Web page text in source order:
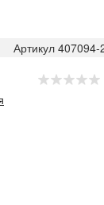
Артикул 407094-